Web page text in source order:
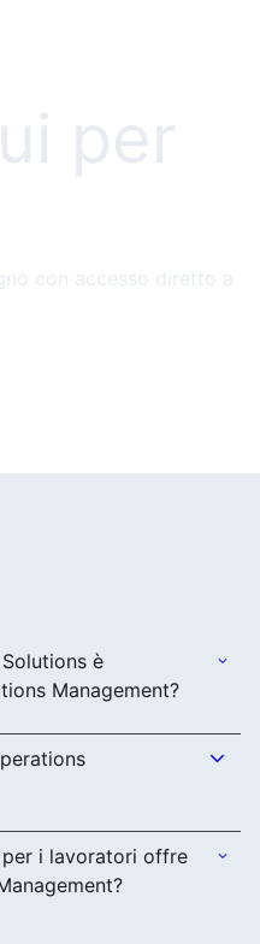
per
con accesso diretto a
è
Management?
per i lavoratori offre